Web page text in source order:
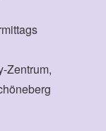
Zentrum,